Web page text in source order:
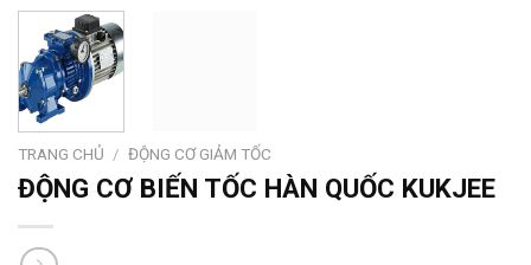
TRANG CHỦ / ĐỘNG CƠ GIẢM TỐC
ĐỘNG CƠ BIẾN TỐC HÀN QUỐC KUKJEE